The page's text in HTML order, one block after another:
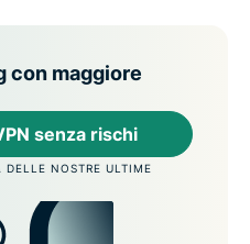
con maggiore
senza rischi
NOSTRE ULTIME